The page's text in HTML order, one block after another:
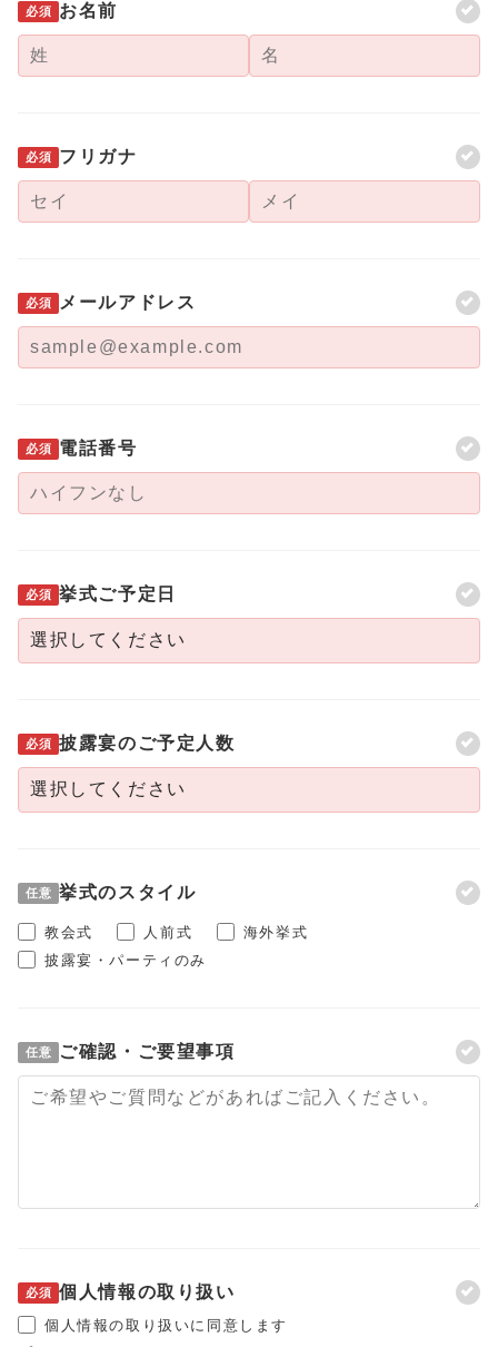
必須 お名前
必須 フリガナ
必須 メールアドレス
必須 電話番号
必須 挙式ご予定日
必須 披露宴のご予定人数
任意 挙式のスタイル
教会式 人前式
海外挙式
披露宴・パーティのみ
任意 ご確認・ご要望事項
必須 個人情報の取り扱い
個人情報の取り扱いに同意します